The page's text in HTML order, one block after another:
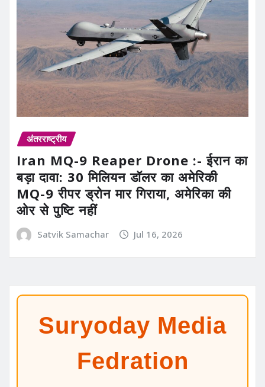
अंतरराष्ट्रीय
Iran MQ-9 Reaper Drone :- ईरान का
बड़ा दावा: 30 मिलियन डॉलर का अमेरिकी
MQ-9 रीपर ड्रोन मार गिराया, अमेरिका की
ओर से पुष्टि नहीं
Satvik Samachar Jul 16, 2026
Suryoday Media
Fedration